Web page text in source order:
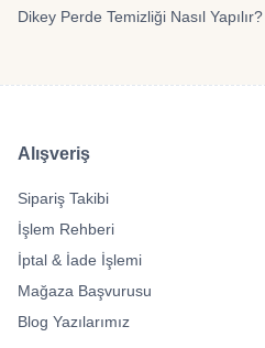
Dikey Perde Temizliği Nasıl Yapılır?
Alışveriş
Sipariş Takibi
İşlem Rehberi
İptal & İade İşlemi
Mağaza Başvurusu
Blog Yazılarımız